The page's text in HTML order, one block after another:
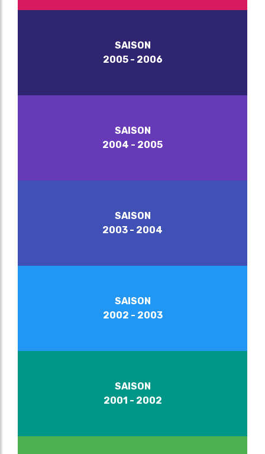
SAISON
2005 - 2006
SAISON
2004 - 2005
SAISON
2003 - 2004
SAISON
2002 - 2003
SAISON
2001 - 2002